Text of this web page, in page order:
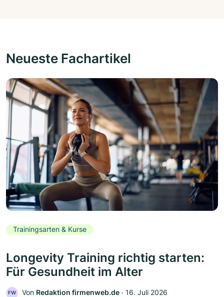
Neueste Fachartikel
Trainingsarten & Kurse
Longevity Training richtig starten:
Für Gesundheit im Alter
FW Von Redaktion firmenweb.de ‧ 16. Juli 2026